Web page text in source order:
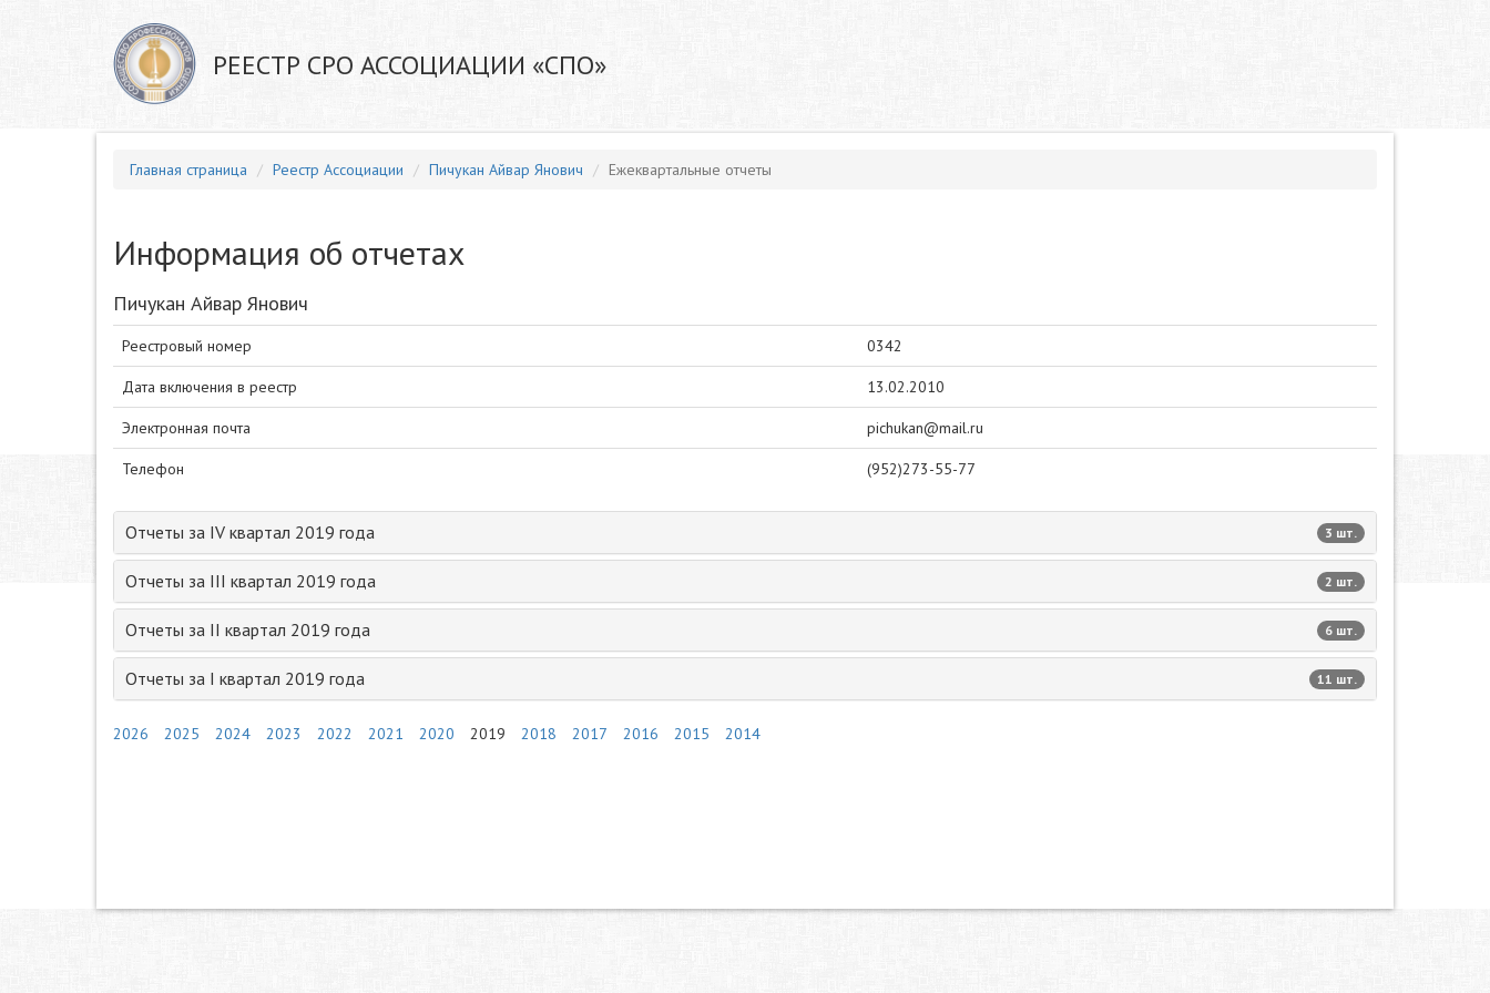
РЕЕСТР СРО АССОЦИАЦИИ «СПО»
Главная страница Реестр Ассоциации Пичукан Айвар Янович Ежеквартальные отчеты
Информация об отчетах
Пичукан Айвар Янович
Реестровый номер 0342
Дата включения в реестр 13.02.2010
Электронная почта pichukan@mail.ru
Телефон (952)273-55-77
Отчеты за IV квартал 2019 года 3 шт.
Отчеты за III квартал 2019 года 2 шт.
Отчеты за II квартал 2019 года 6 шт.
Отчеты за I квартал 2019 года 11 шт.
2026 2025 2024 2023 2022 2021 2020 2019 2018 2017 2016 2015 2014